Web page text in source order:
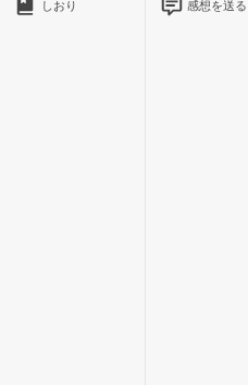
しおり 感想を送る
「？誰かいるの？」